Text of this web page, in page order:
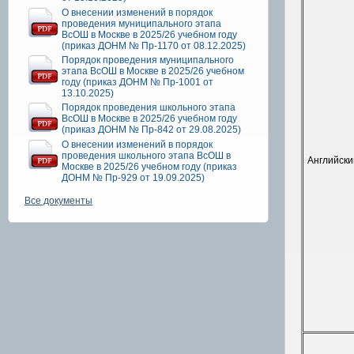
О внесении изменений в порядок
проведения муниципального этапа
ВсОШ в Москве в 2025/26 учебном году
(приказ ДОНМ № Пр-1170 от 08.12.2025)
Порядок проведения муниципального
этапа ВсОШ в Москве в 2025/26 учебном
году (приказ ДОНМ № Пр-1001 от
13.10.2025)
Порядок проведения школьного этапа
ВсОШ в Москве в 2025/26 учебном году
(приказ ДОНМ № Пр-842 от 29.08.2025)
О внесении изменений в порядок
проведения школьного этапа ВсОШ в
Москве в 2025/26 учебном году (приказ
ДОНМ № Пр-929 от 19.09.2025)
Все документы